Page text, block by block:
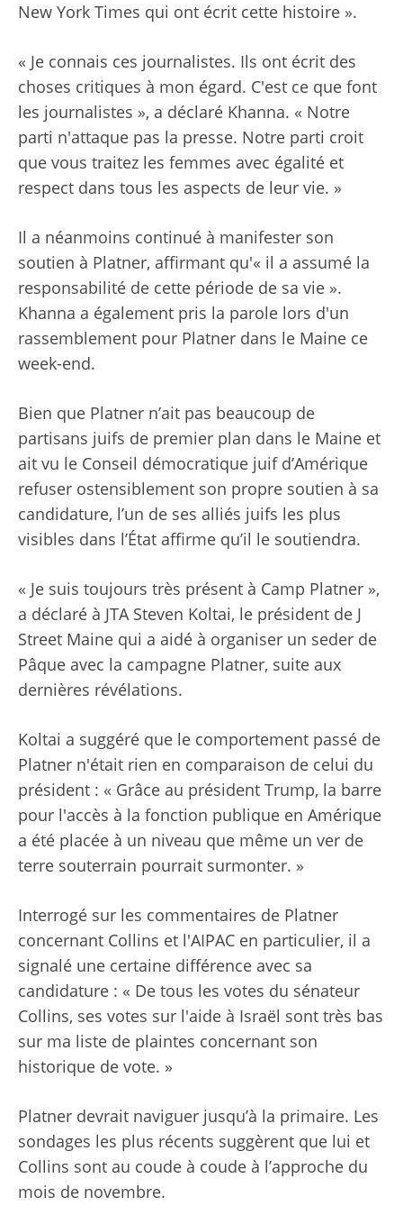
New York Times qui ont écrit cette histoire ».
« Je connais ces journalistes. Ils ont écrit des
choses critiques à mon égard. C'est ce que font
les journalistes », a déclaré Khanna. « Notre
parti n'attaque pas la presse. Notre parti croit
que vous traitez les femmes avec égalité et
respect dans tous les aspects de leur vie. »
Il a néanmoins continué à manifester son
soutien à Platner, affirmant qu'« il a assumé la
responsabilité de cette période de sa vie ».
Khanna a également pris la parole lors d'un
rassemblement pour Platner dans le Maine ce
week-end.
Bien que Platner n’ait pas beaucoup de
partisans juifs de premier plan dans le Maine et
ait vu le Conseil démocratique juif d’Amérique
refuser ostensiblement son propre soutien à sa
candidature, l’un de ses alliés juifs les plus
visibles dans l’État affirme qu’il le soutiendra.
« Je suis toujours très présent à Camp Platner »,
a déclaré à JTA Steven Koltai, le président de J
Street Maine qui a aidé à organiser un seder de
Pâque avec la campagne Platner, suite aux
dernières révélations.
Koltai a suggéré que le comportement passé de
Platner n'était rien en comparaison de celui du
président : « Grâce au président Trump, la barre
pour l'accès à la fonction publique en Amérique
a été placée à un niveau que même un ver de
terre souterrain pourrait surmonter. »
Interrogé sur les commentaires de Platner
concernant Collins et l'AIPAC en particulier, il a
signalé une certaine différence avec sa
candidature : « De tous les votes du sénateur
Collins, ses votes sur l'aide à Israël sont très bas
sur ma liste de plaintes concernant son
historique de vote. »
Platner devrait naviguer jusqu’à la primaire. Les
sondages les plus récents suggèrent que lui et
Collins sont au coude à coude à l’approche du
mois de novembre.